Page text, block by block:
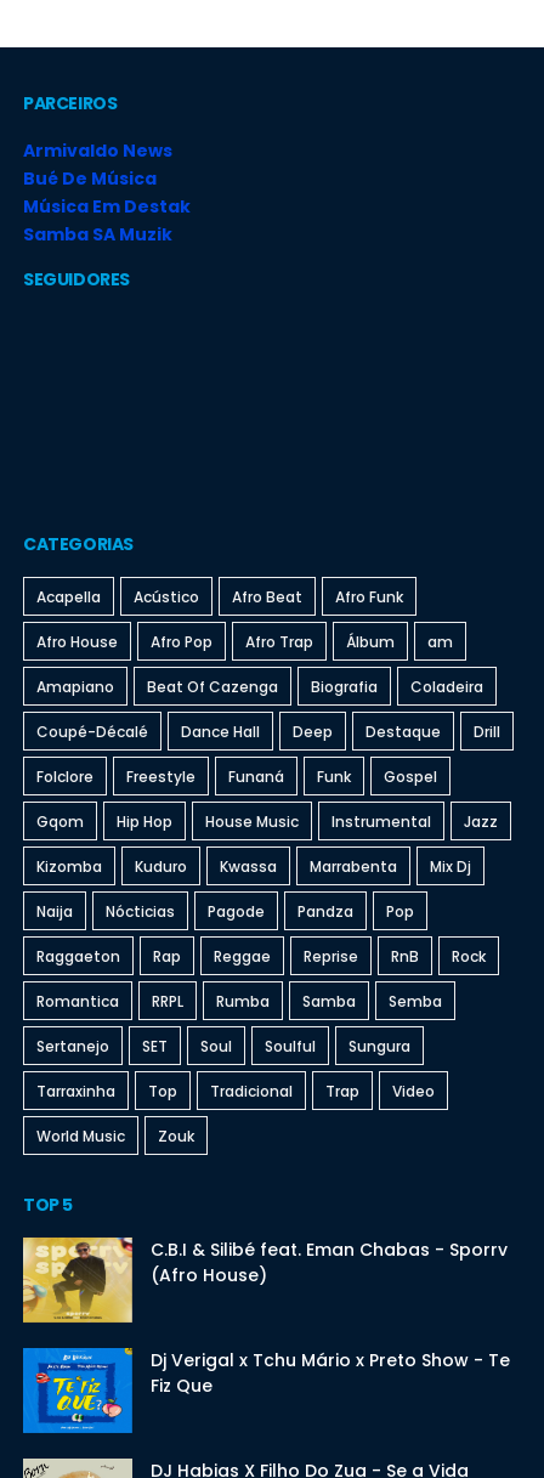
PARCEIROS
Armivaldo News
Bué De Música
Música Em Destak
Samba SA Muzik
SEGUIDORES
CATEGORIAS
Acapella Acústico Afro Beat Afro Funk
Afro House Afro Pop Afro Trap Álbum am
Amapiano Beat Of Cazenga Biografia Coladeira
Coupé-Décalé Dance Hall Deep Destaque Drill
Folclore Freestyle Funaná Funk Gospel
Gqom Hip Hop House Music Instrumental Jazz
Kizomba Kuduro Kwassa Marrabenta Mix Dj
Naija Nócticias Pagode Pandza Pop
Raggaeton Rap Reggae Reprise RnB Rock
Romantica RRPL Rumba Samba Semba
Sertanejo SET Soul Soulful Sungura
Tarraxinha Top Tradicional Trap Video
World Music Zouk
TOP 5
C.B.I & Silibé feat. Eman Chabas - Sporrv
(Afro House)
Dj Verigal x Tchu Mário x Preto Show - Te
Fiz Que
DJ Habias X Filho Do Zua - Se a Vida